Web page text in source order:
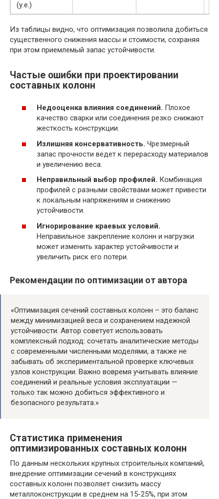
(у.е.)
Из таблицы видно, что оптимизация позволила добиться
существенного снижения массы и стоимости, сохраняя
при этом приемлемый запас устойчивости.
Частые ошибки при проектировании
составных колонн
Недооценка влияния соединений. Плохое
качество сварки или соединения резко снижают
жесткость конструкции.
Излишняя консервативность. Чрезмерный
запас прочности ведет к перерасходу материалов
и увеличению веса.
Неправильный выбор профилей. Комбинация
профилей с разными свойствами может привести
к локальным напряжениям и снижению
устойчивости.
Игнорирование краевых условий.
Неправильное закрепление колонн и нагрузки
может изменить характер устойчивости и
увеличить риск его потери.
Рекомендации по оптимизации от автора
«Оптимизация сечений составных колонн – это баланс
между минимизацией веса и сохранением надежной
устойчивости. Автор советует использовать
комплексный подход: сочетать аналитические методы
с современными численными моделями, а также не
забывать об экспериментальной проверке ключевых
узлов конструкции. Важно вовремя учитывать влияние
соединений и реальные условия эксплуатации —
только так можно добиться эффективного и
безопасного результата.»
Статистика применения
оптимизированных составных колонн
По данным нескольких крупных строительных компаний,
внедрение оптимизации сечений в конструкциях
составных колонн позволяет снизить массу
металлоконструкции в среднем на 15-25%, при этом